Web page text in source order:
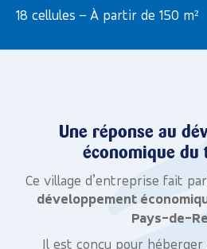
18 cellules – À partir de 150 m²
Une réponse au
économique
Ce village d’entreprise fait
développement
Pays-de-
Il est conçu pour